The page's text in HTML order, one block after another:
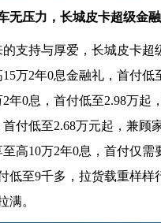
无压力，长城皮卡超级金
支持与厚爱，长城皮卡
万2年0息金融礼，首付低
年0息，首付低至2.98万
付低至2.68万元起，兼顾
高10万2年0息，首付仅
低至9千多，拉货载重样
满。